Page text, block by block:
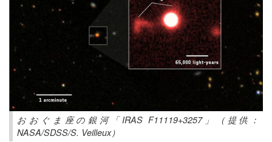
おおぐま座の銀河「IRAS F11119+3257」（提供：
NASA/SDSS/S. Veilleux）